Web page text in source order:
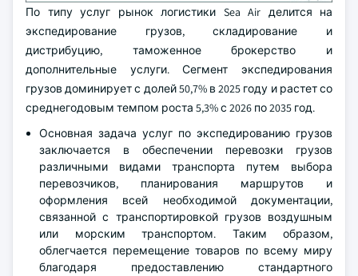
По типу услуг рынок логистики Sea Air делится на
экспедирование грузов, складирование и
дистрибуцию, таможенное брокерство и
дополнительные услуги. Сегмент экспедирования
грузов доминирует с долей 50,7% в 2025 году и растет со
среднегодовым темпом роста 5,3% с 2026 по 2035 год.
Основная задача услуг по экспедированию грузов
заключается в обеспечении перевозки грузов
различными видами транспорта путем выбора
перевозчиков, планирования маршрутов и
оформления всей необходимой документации,
связанной с транспортировкой грузов воздушным
или морским транспортом. Таким образом,
облегчается перемещение товаров по всему миру
благодаря предоставлению стандартного